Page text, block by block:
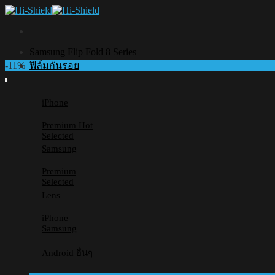
Skip
Samsung Flip Fold 8 Series
ฟิล์มกันรอย
iPhone
Premium
Selected
Samsung
Premium
Selected
Lens
iPhone
Samsung
Android อื่นๆ
-11%